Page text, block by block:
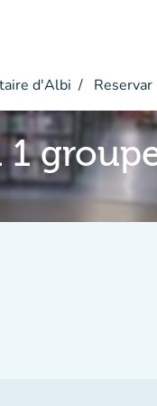
d'Albi Reservar
1